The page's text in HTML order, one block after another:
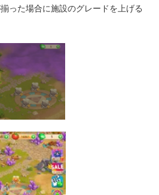
った場合に施設のグレードを上げる